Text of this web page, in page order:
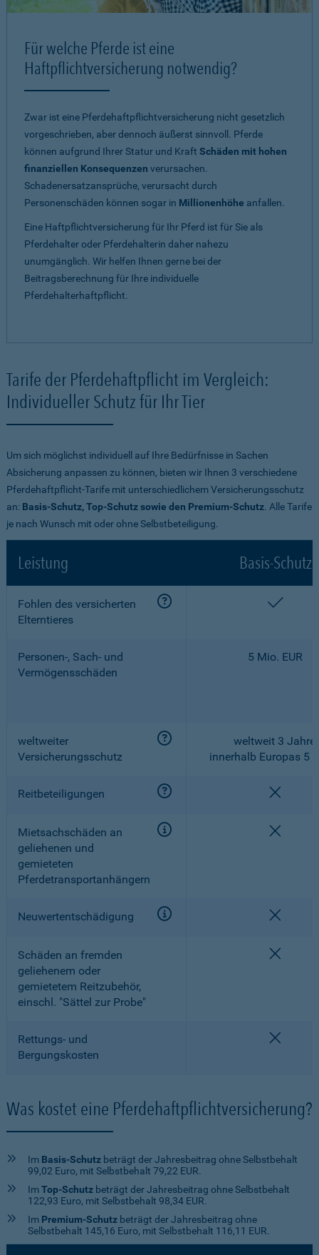
Für welche Pferde ist eine
Haftpflichtversicherung notwendig?
Zwar ist eine Pferdehaftpflichtversicherung nicht gesetzlich
vorgeschrieben, aber dennoch äußerst sinnvoll. Pferde
können aufgrund Ihrer Statur und Kraft Schäden mit hohen
finanziellen Konsequenzen verursachen.
Schadenersatzansprüche, verursacht durch
Personenschäden können sogar in Millionenhöhe anfallen.
Eine Haftpflichtversicherung für Ihr Pferd ist für Sie als
Pferdehalter oder Pferdehalterin daher nahezu
unumgänglich. Wir helfen Ihnen gerne bei der
Beitragsberechnung für Ihre individuelle
Pferdehalterhaftpflicht.
Tarife der Pferdehaftpflicht im Vergleich:
Individueller Schutz für Ihr Tier
Um sich möglichst individuell auf Ihre Bedürfnisse in Sachen
Absicherung anpassen zu können, bieten wir Ihnen 3 verschiedene
Pferdehaftpflicht-Tarife mit unterschiedlichem Versicherungsschutz
an: Basis-Schutz, Top-Schutz sowie den Premium-Schutz. Alle Tarife
je nach Wunsch mit oder ohne Selbstbeteiligung.
Leistung Basis-Schutz
Fohlen des versicherten
Elterntieres
Personen-, Sach- und
Vermögensschäden
5 Mio. EUR
weltweiter
Versicherungsschutz
weltweit 3 Jahre,
innerhalb Europas 5
Reitbeteiligungen
Mietsachschäden an
geliehenen und
gemieteten
Pferdetransportanhängern
Neuwertentschädigung
Schäden an fremden
geliehenem oder
gemietetem Reitzubehör,
einschl. "Sättel zur Probe"
Rettungs- und
Bergungskosten
Was kostet eine Pferdehaftpflichtversicherung?
Im Basis-Schutz beträgt der Jahresbeitrag ohne Selbstbehalt
99,02 Euro, mit Selbstbehalt 79,22 EUR.
ImTop-Schutz beträgt der Jahresbeitrag ohne Selbstbehalt
122,93 Euro, mit Selbstbehalt 98,34 EUR.
Im Premium-Schutz beträgt der Jahresbeitrag ohne
Selbstbehalt 145,16 Euro, mit Selbstbehalt 116,11 EUR.